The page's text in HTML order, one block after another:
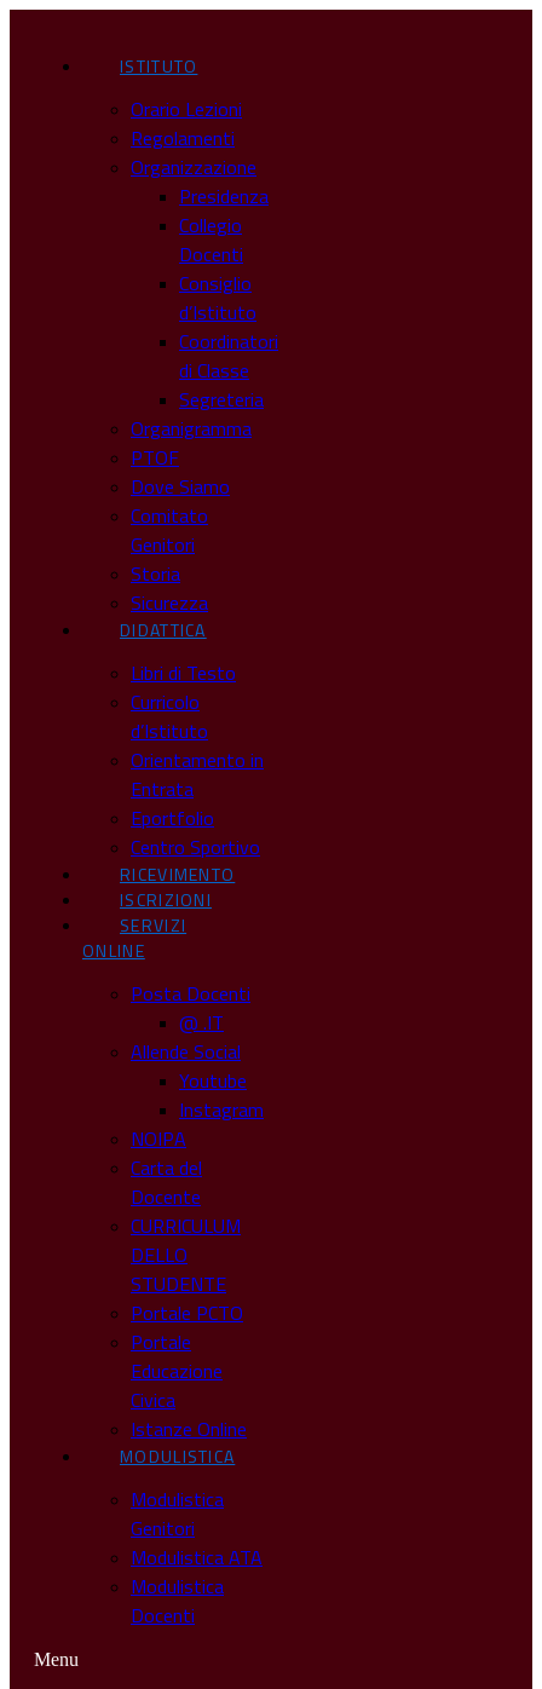
ISTITUTO
Orario Lezioni
Regolamenti
Organizzazione
Presidenza
Collegio
Docenti
Consiglio
d’Istituto
Coordinatori
di Classe
Segreteria
Organigramma
PTOF
Dove Siamo
Comitato
Genitori
Storia
Sicurezza
DIDATTICA
Libri di Testo
Curricolo
d’Istituto
Orientamento in
Entrata
Eportfolio
Centro Sportivo
RICEVIMENTO
ISCRIZIONI
SERVIZI
ONLINE
Posta Docenti
@ .IT
Allende Social
Youtube
Instagram
NOIPA
Carta del
Docente
CURRICULUM
DELLO
STUDENTE
Portale PCTO
Portale
Educazione
Civica
Istanze Online
MODULISTICA
Modulistica
Genitori
Modulistica ATA
Modulistica
Docenti
Menu